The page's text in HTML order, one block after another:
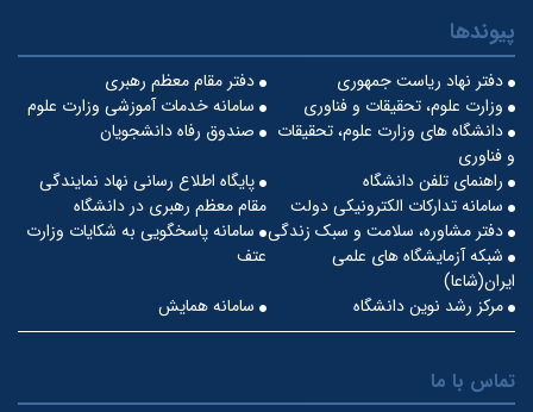
پیوندها
دفتر مقام معظم رهبری
دفتر نهاد ریاست جمهوری
سامانه خدمات آموزشی وزارت علوم
وزارت علوم، تحقیقات و فناوری
صندوق رفاه دانشجویان
دانشگاه های وزارت علوم، تحقیقات
و فناوری
پایگاه اطلاع رسانی نهاد نمایندگی
مقام معظم رهبری در دانشگاه
راهنمای تلفن دانشگاه
سامانه تدارکات الکترونیکی دولت
سامانه پاسخگویی به شکایات وزارت
عتف
دفتر مشاوره، سلامت و سبک زندگی
شبکه آزمایشگاه های علمی
ایران(شاعا)
سامانه همایش
مرکز رشد نوین دانشگاه
تماس با ما